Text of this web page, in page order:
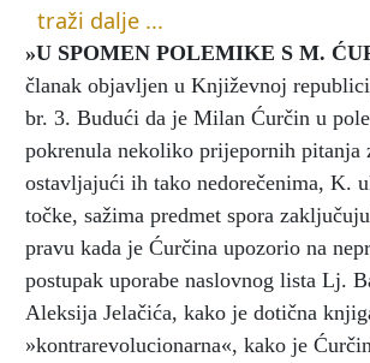
traži dalje ...
»U SPOMEN POLEMIKE S M.
članak objavljen u Književnoj
br. 3. Budući da je Milan Ćurčin u
pokrenula nekoliko prijepornih pitanja
ostavljajući ih tako nedorečenima, K.
točke, sažima predmet spora
pravu kada je Ćurčina upozorio na
postupak uporabe naslovnog lista Lj.
Aleksija Jelačića, kako je dotična
»kontrarevolucionarna«, kako je